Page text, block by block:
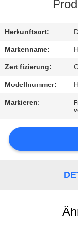
SIE
MIT
UNS
IN
Herkunftsort:
Markenname:
Zertifizierung:
Modellnummer:
Markieren: